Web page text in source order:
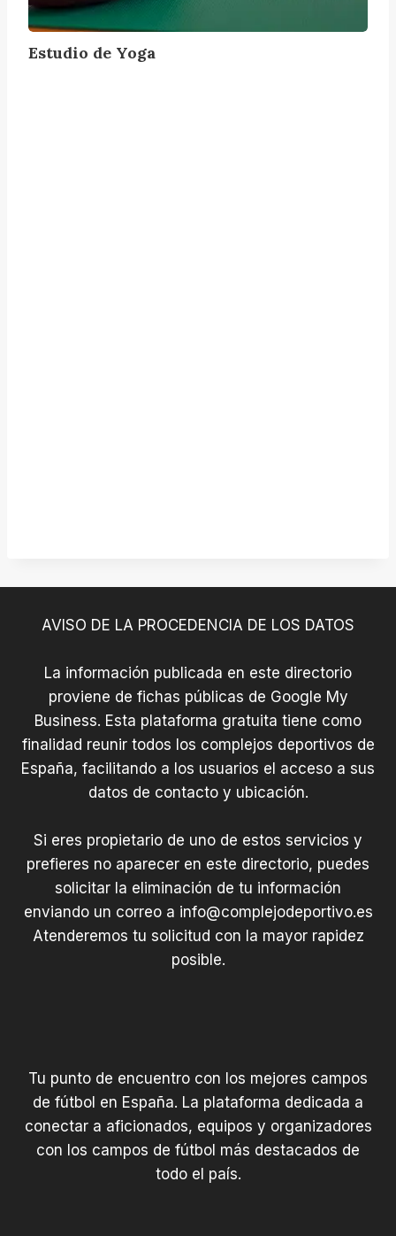
Y
o
g
Estudio de Yoga
AVISO DE LA PROCEDENCIA DE LOS DATOS
La información publicada en este directorio
proviene de fichas públicas de Google My
Business. Esta plataforma gratuita tiene como
finalidad reunir todos los complejos deportivos de
España, facilitando a los usuarios el acceso a sus
datos de contacto y ubicación.
Si eres propietario de uno de estos servicios y
prefieres no aparecer en este directorio, puedes
solicitar la eliminación de tu información
enviando un correo a info@complejodeportivo.es
Atenderemos tu solicitud con la mayor rapidez
posible.
Tu punto de encuentro con los mejores campos
de fútbol en España. La plataforma dedicada a
conectar a aficionados, equipos y organizadores
con los campos de fútbol más destacados de
todo el país.